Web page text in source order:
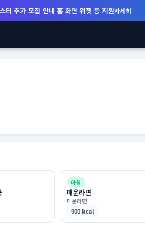
터 추가 모집 안내 홈 화면 위젯 등 지원자세히
아침
매운라면
매운라면
900 kcal